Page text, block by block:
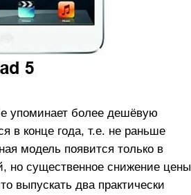
упоминает более дешёвую
в конце года, т.е. не раньше
модель появится только в
но существенное снижение цены
выпускать два практически